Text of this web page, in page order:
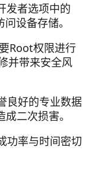
发者选项中的
设备存储。
Root权限进行
并带来安全风
良好的专业数据
二次损害。
功率与时间密切